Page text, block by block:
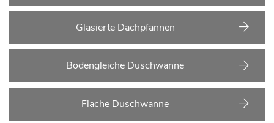
Glasierte Dachpfannen
Bodengleiche Duschwanne
Flache Duschwanne